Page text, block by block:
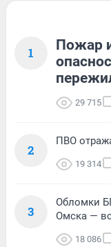
1
Пожар
29 715
2
ПВО
19 314
3
Обломки
Омска —
18 086